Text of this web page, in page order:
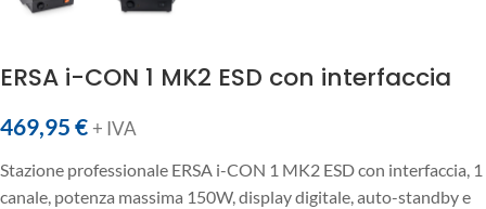
ERSA i-CON 1 MK2 ESD con interfaccia
469,95 € + IVA
Stazione professionale ERSA i-CON 1 MK2 ESD con interfaccia, 1
canale, potenza massima 150W, display digitale, auto-standby e